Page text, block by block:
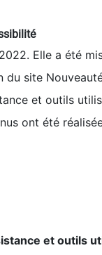
Elle a été
du site
et outils
ont été
et outils